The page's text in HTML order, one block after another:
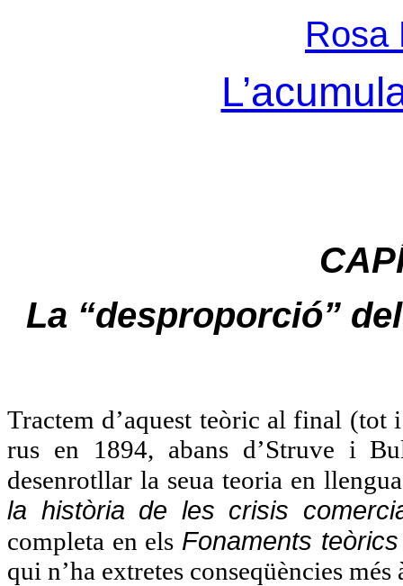
Rosa
La “desproporció”
Tractem d’aquest teòric al final
rus en 1894, abans d’Struve i
desenrotllar la seua teoria en
la història de les crisis
completa en els Fonaments
qui n’ha extretes conseqüències